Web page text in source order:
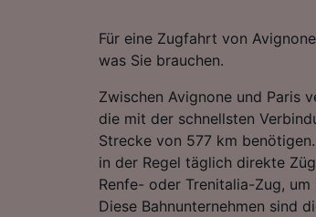
Für eine Zugfahrt von
was Sie brauchen.
Zwischen Avignone und Paris
die mit der schnellsten
Strecke von 577 km
in der Regel täglich direkte
Renfe- oder Trenitalia-Zug,
Diese Bahnunternehmen sind